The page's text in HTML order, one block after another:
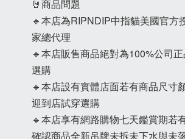
🤘商品問題
🔹本店為RIPNDIP中指貓美國官方
家總代理
🔹本店販售商品絕對為100%公司
選購
🔹本店設有實體店面若有商品尺寸
迎到店試穿選購
🔹本店享有網路購物七天鑑賞期若
確認商品全新吊牌未拆未下水與未